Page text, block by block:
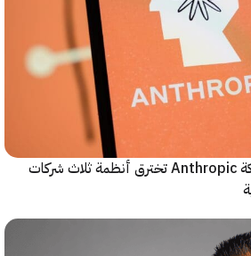
نماذج Claude AI من شركة Anthropic تخترق أنظمة ثلاث شركات